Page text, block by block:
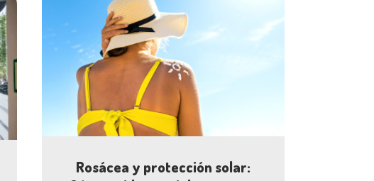
Rosácea y protección solar: